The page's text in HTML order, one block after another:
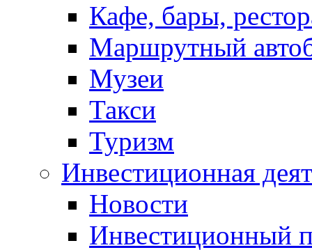
Кафе, бары,
Маршрутный
Музеи
Такси
Туризм
Инвестиционная
Новости
Инвестиционный